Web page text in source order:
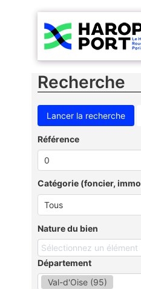
Recherche
Référence
Catégorie (foncier,
Nature du bien
Sélectionnez un élément
Département
Val-d'Oise (95)